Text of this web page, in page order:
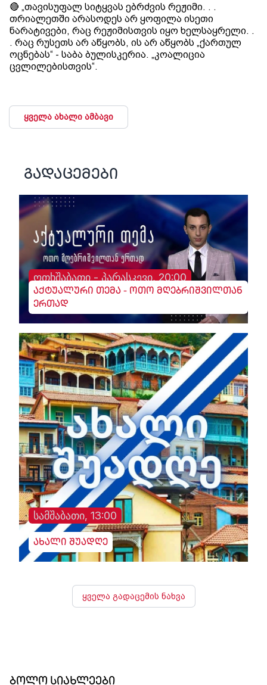
🔴 „თავისუფალ სიტყვას ებრძვის რეჟიმი. . .
თრიალეთში არასოდეს არ ყოფილა ისეთი
ნარატივები, რაც რეჟიმისთვის იყო ხელსაყრელი. .
. რაც რუსეთს არ აწყობს, ის არ აწყობს „ქართულ
ოცნებას“ - საბა ბულისკერია. „კოალიცია
ცვლილებისთვის“.
ყველა ახალი ამბავი
გადაცემები
ოთხშაბათი - პარასკევი, 20:00
აქტუალური თემა - ოთო მღებრიშვილთან
ერთად
სამშაბათი, 13:00
ახალი შუადღე
ყველა გადაცემის ნახვა
ბოლო სიახლეები